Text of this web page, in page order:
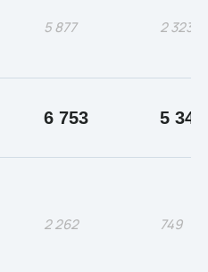
5 877 2 323
6 753 5 346
2 262 749